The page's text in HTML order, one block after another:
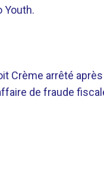
Youth.
Crème arrêté
de fraude